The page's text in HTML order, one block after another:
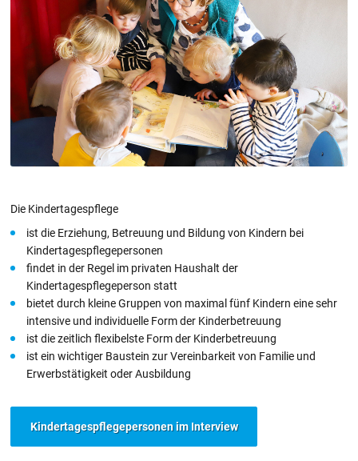
Die Kindertagespflege
ist die Erziehung, Betreuung und Bildung von Kindern bei
Kindertagespflegepersonen
findet in der Regel im privaten Haushalt der
Kindertagespflegeperson statt
bietet durch kleine Gruppen von maximal fünf Kindern eine sehr
intensive und individuelle Form der Kinderbetreuung
ist die zeitlich flexibelste Form der Kinderbetreuung
ist ein wichtiger Baustein zur Vereinbarkeit von Familie und
Erwerbstätigkeit oder Ausbildung
Kindertagespflegepersonen im Interview